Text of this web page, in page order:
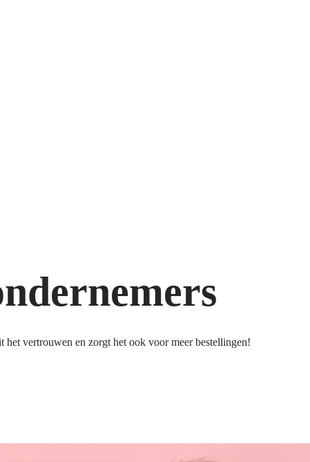
vertrouwen en zorgt het ook voor meer bestellingen!